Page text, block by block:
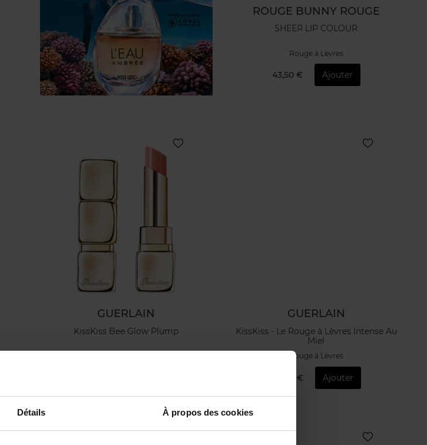
Détails À propos des cookies
ROUGE BUNNY ROUGE
SHEER LIP COLOUR
Rouge à Lèvres
43,50 € Ajouter
GUERLAIN
KissKiss Bee Glow Plump
GUERLAIN
KissKiss - Le Rouge à Lèvres Intense Au
Miel
Rouge à Lèvres
49,90 € Ajouter